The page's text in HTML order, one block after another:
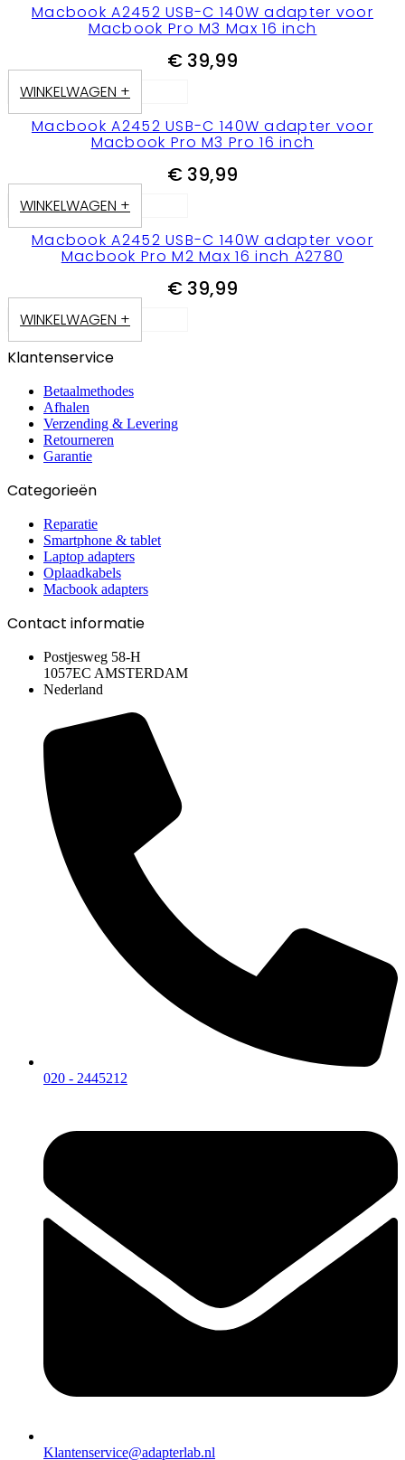
Macbook A2452 USB-C 140W adapter voor
Macbook Pro M3 Max 16 inch
€ 39,99
WINKELWAGEN +
Macbook A2452 USB-C 140W adapter voor
Macbook Pro M3 Pro 16 inch
€ 39,99
WINKELWAGEN +
Macbook A2452 USB-C 140W adapter voor
Macbook Pro M2 Max 16 inch A2780
€ 39,99
WINKELWAGEN +
Klantenservice
Betaalmethodes
Afhalen
Verzending & Levering
Retourneren
Garantie
Categorieën
Reparatie
Smartphone & tablet
Laptop adapters
Oplaadkabels
Macbook adapters
Contact informatie
Postjesweg 58-H
1057EC AMSTERDAM
Nederland
020 - 2445212
Klantenservice@adapterlab.nl